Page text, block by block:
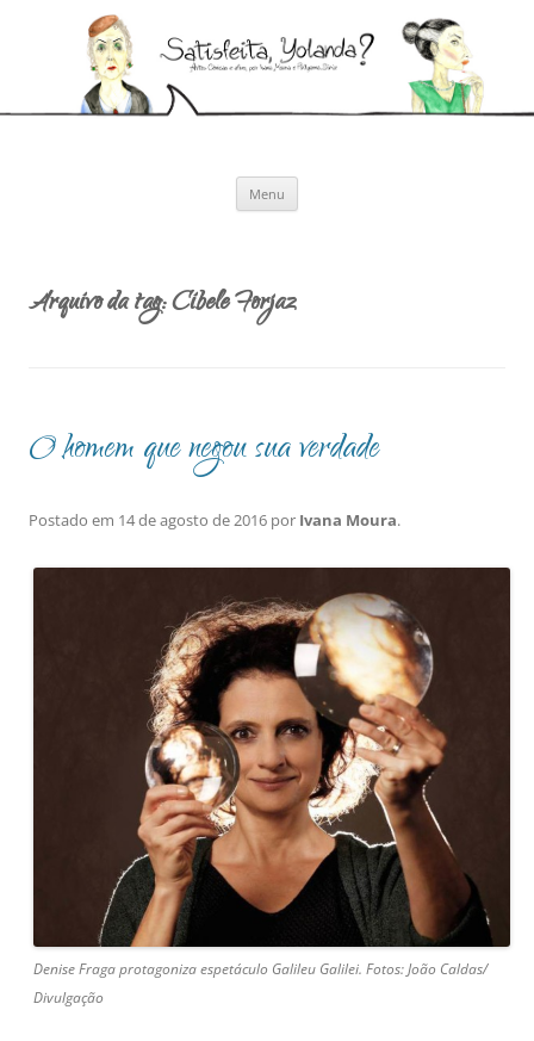
Menu
Arquivo da tag:Cibele Forjaz
O homem que negou sua verdade
Postado em 14 de agosto de 2016 por Ivana Moura.
Denise Fraga protagoniza espetáculo Galileu Galilei. Fotos: João Caldas/
Divulgação